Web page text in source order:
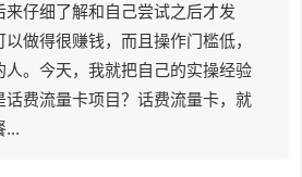
仔细了解和自己尝试之后才发
做得很赚钱，而且操作门槛低，
人。今天，我就把自己的实操经验
话费流量卡项目？话费流量卡，就
...